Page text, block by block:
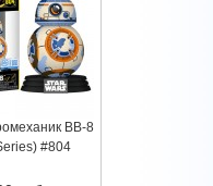
BB-8
#804